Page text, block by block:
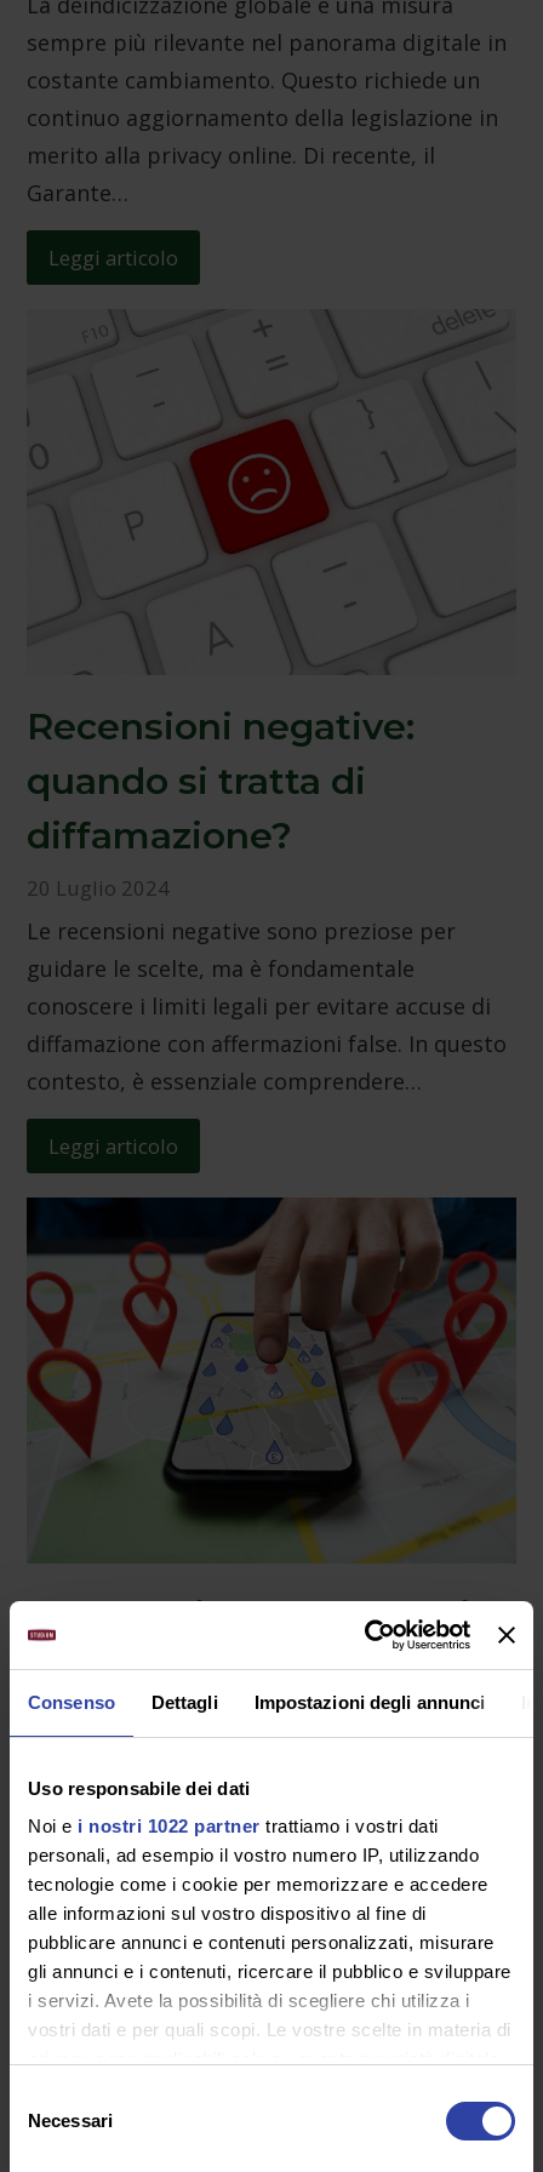
Consenso Dettagli Impostazioni degli annunci
Uso responsabile dei dati
Noi e i nostri 1022 partner trattiamo i vostri dati
personali, ad esempio il vostro numero IP, utilizzando
tecnologie come i cookie per memorizzare e accedere
alle informazioni sul vostro dispositivo al fine di
pubblicare annunci e contenuti personalizzati, misurare
gli annunci e i contenuti, ricercare il pubblico e sviluppare
i servizi. Avete la possibilità di scegliere chi utilizza i
vostri dati e per quali scopi. Le vostre scelte in materia di
modificare o revocare il proprio consenso in qualsiasi
momento dalla Dichiarazione sui cookie o facendo clic
delNecessari
sempre più rilevante nel panorama digitale in
costante cambiamento. Questo richiede un
continuo aggiornamento della legislazione in
merito alla privacy online. Di recente, il
Garante…
Leggi articolo
Recensioni negative:
quando si tratta di
diffamazione?
20 Luglio 2024
Le recensioni negative sono preziose per
guidare le scelte, ma è fondamentale
conoscere i limiti legali per evitare accuse di
diffamazione con affermazioni false. In questo
contesto, è essenziale comprendere…
Leggi articolo
Cronologia spostamenti
Google Maps: le novità del
2024
14 Luglio 2024
La cronologia degli spostamenti su Google
Maps sarà oggetto di un significativo
aggiornamento che ne modificherà la
gestione, migliorando la privacy e il controllo
dei dati degli utenti. A partire…
Leggi articolo